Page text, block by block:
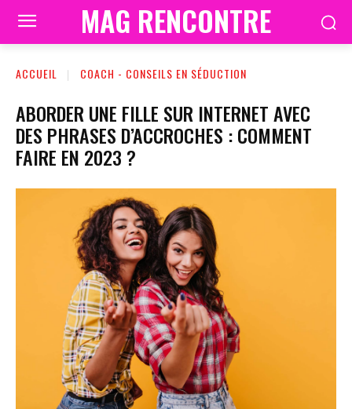
MAG RENCONTRE
ACCUEIL COACH - CONSEILS EN SÉDUCTION
ABORDER UNE FILLE SUR INTERNET AVEC
DES PHRASES D’ACCROCHES : COMMENT
FAIRE EN 2023 ?